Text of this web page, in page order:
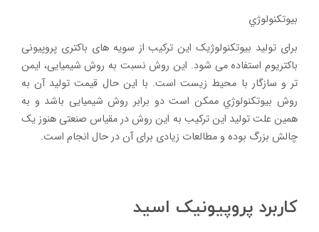
بیوتکنولوژي
برای تولید بیوتکنولوژیک این ترکیب از سویه های باکتری پروپیونی
باکتریوم استفاده می شود. این روش نسبت به روش شیمیایی، ایمن
تر و سازگار با محیط زیست است. با این حال قیمت تولید آن به
روش بیوتکنولوژي ممکن است دو برابر روش شیمیایی باشد و به
همین علت تولید این ترکیب به این روش در مقیاس صنعتی هنوز یک
چالش بزرگ بوده و مطالعات زیادی برای آن در حال انجام است.
کاربرد پروپیونیک اسید